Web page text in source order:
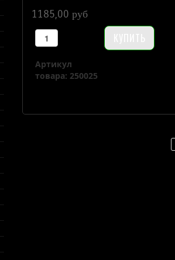
1185,00 руб
Артикул
товара: 250025